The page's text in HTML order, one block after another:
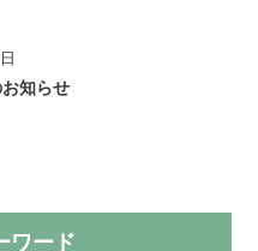
知らせ
ワード